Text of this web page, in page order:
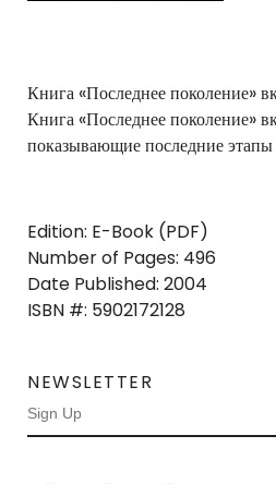
Книга «Последнее поколение»
Книга «Последнее поколение»
показывающие последние этапы
Edition: E-Book (PDF)
Number of Pages: 496
Date Published: 2004
ISBN #: 5902172128
NEWSLETTER